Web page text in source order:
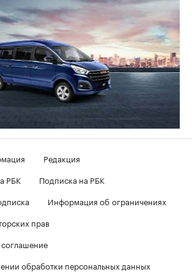
Редакция
РБК
Подписка на РБК
Информация об ограничениях
прав
соглашение
обработки персональных данных